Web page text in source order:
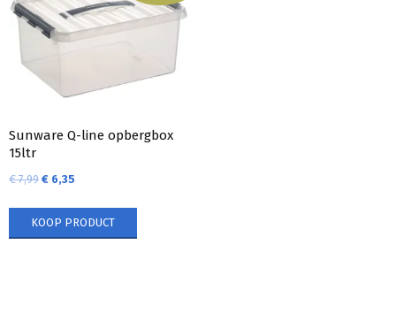
Sunware Q-line opbergbox
15ltr
€7,99 € 6,35
KOOP PRODUCT